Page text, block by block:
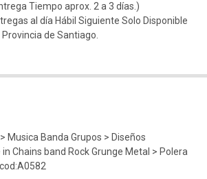
Tiempo aprox. 2 a 3 días.)
al día Hábil Siguiente Solo Disponible
Provincia de Santiago.
Musica Banda Grupos > Diseños
Chains band Rock Grunge Metal > Polera